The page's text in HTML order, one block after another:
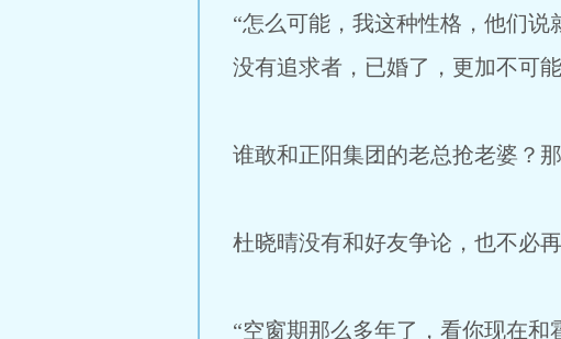
“怎么可能，我这种性格，他们
没有追求者，已婚了，更加不可
谁敢和正阳集团的老总抢老婆？
杜晓晴没有和好友争论，也不必
“空窗期那么多年了，看你现在